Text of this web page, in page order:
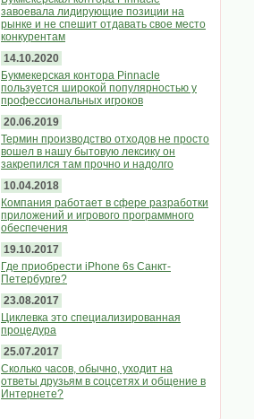
завоевала лидирующие позиции на
рынке и не спешит отдавать свое место
конкурентам
14.10.2020
Букмекерская контора Pinnacle
пользуется широкой популярностью у
профессиональных игроков
20.06.2019
Термин производство отходов не просто
вошел в нашу бытовую лексику он
закрепился там прочно и надолго
10.04.2018
Компания работает в сфере разработки
приложений и игрового программного
обеспечения
19.10.2017
Где приобрести iPhone 6s Санкт-
Петербурге?
23.08.2017
Циклевка это специализированная
процедура
25.07.2017
Сколько часов, обычно, уходит на
ответы друзьям в соцсетях и общение в
Интернете?